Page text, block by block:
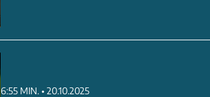
6:55 MIN. • 20.10.2025